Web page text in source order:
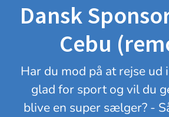
Dansk
Cebu
Har du mod på at rejse ud
glad for sport og vil du
blive en super sælger? -